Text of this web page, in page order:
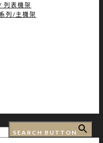
列表機架
列/主機架
SEARCH BUTTON